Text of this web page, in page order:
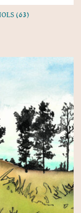
(63)